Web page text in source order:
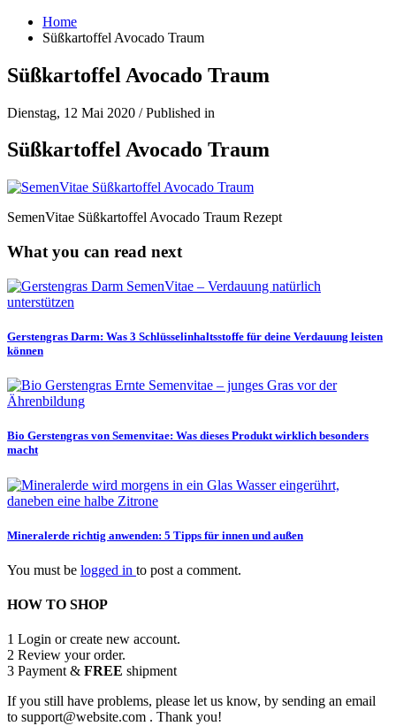
Home
Süßkartoffel Avocado Traum
Süßkartoffel Avocado Traum
Dienstag, 12 Mai 2020 /Published in
Süßkartoffel Avocado Traum
SemenVitae Süßkartoffel Avocado Traum Rezept
What you can read next
Gerstengras Darm: Was 3 Schlüsselinhaltsstoffe für deine Verdauung leisten
können
Bio Gerstengras von Semenvitae: Was dieses Produkt wirklich besonders
macht
Mineralerde richtig anwenden: 5 Tipps für innen und außen
You must be logged in to post a comment.
HOW TO SHOP
1 Login or create new account.
2 Review your order.
3 Payment & FREE shipment
If you still have problems, please let us know, by sending an email
to support@website.com . Thank you!